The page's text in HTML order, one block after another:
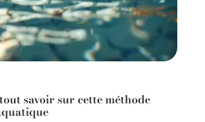
savoir sur cette méthode